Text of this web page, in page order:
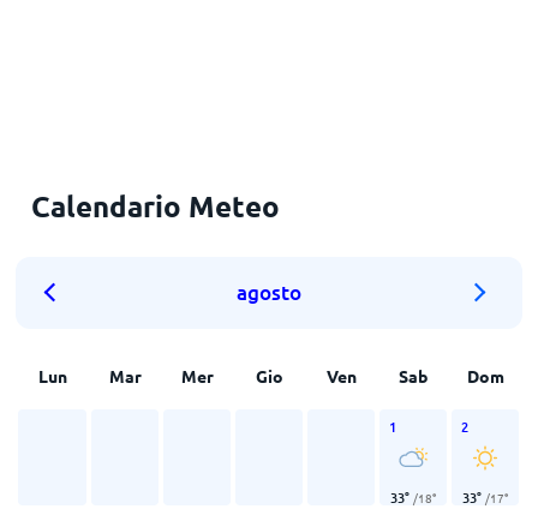
Calendario Meteo
agosto
Lun Mar Mer Gio Ven Sab Dom
1
33° /18°
2
33° /17°